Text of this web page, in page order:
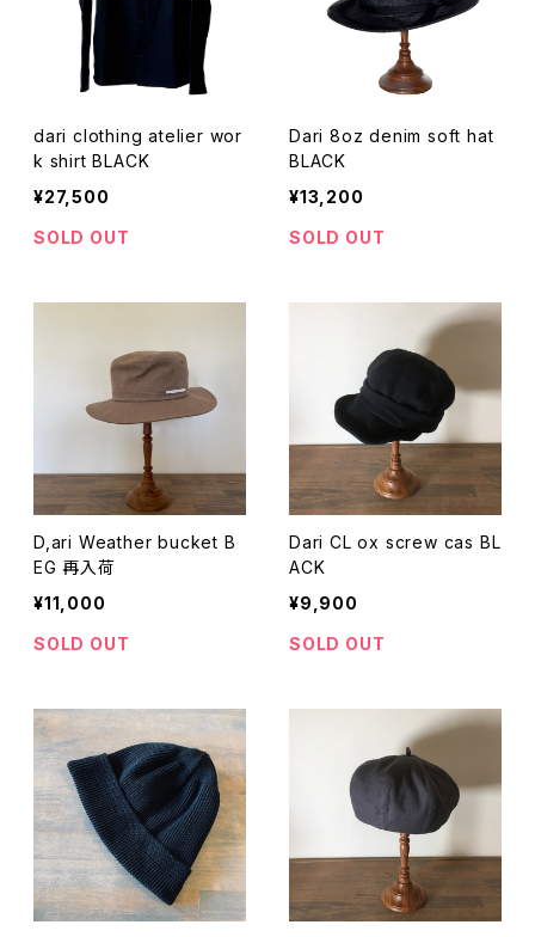
dari clothing atelier wor
k shirt BLACK
¥27,500
SOLD OUT
Dari 8oz denim soft hat
BLACK
¥13,200
SOLD OUT
D,ari Weather bucket B
EG 再入荷
¥11,000
SOLD OUT
Dari CL ox screw cas BL
ACK
¥9,900
SOLD OUT